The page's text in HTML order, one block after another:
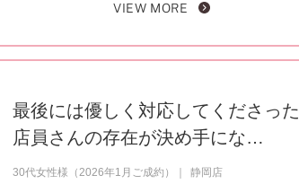
VIEW MORE
最後には優しく対応してくださった
店員さんの存在が決め手にな…
30代女性様（2026年1月ご成約） 静岡店